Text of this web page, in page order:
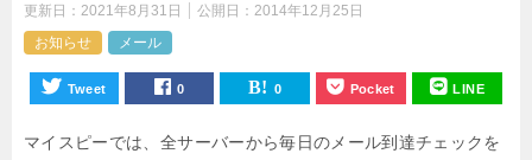
更新日： 2021年8月31日 公開日： 2014年12月25日
お知らせ
メール
Tweet 0 0 Pocket LINE
マイスピーでは、全サーバーから毎日のメール到達チェックを